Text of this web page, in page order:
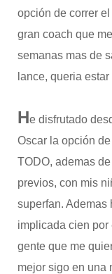
opción de correr
gran coach que
semanas mas de
lance, queria
He disfrutado
Oscar la opción
TODO, ademas
previos, con mis
superfan. Ademas
implicada cien por
gente que me
mejor sigo en una